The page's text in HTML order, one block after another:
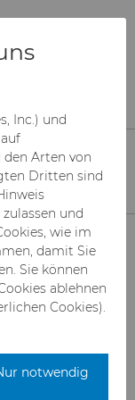
Inc.) und
den Arten von
Dritten sind
und
wie im
damit Sie
Sie können
ablehnen
Cookies).
notwendig